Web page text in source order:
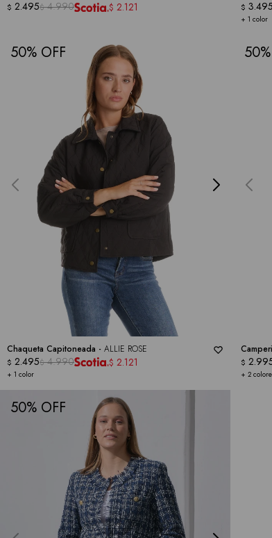
$ 2.495$ 4.990 $ 2.121
+ 1 color
$
50
Chaqueta Capitoneada - ALLIE ROSE
+ 1 color
$ 2.495$ 4.990 $ 2.121
50
+ 2
$
50